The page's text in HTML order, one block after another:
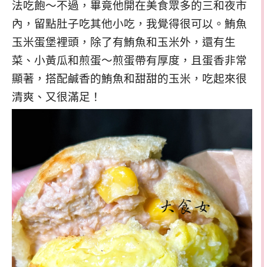
法吃飽～不過，畢竟他開在美食眾多的三和夜市
內，留點肚子吃其他小吃，我覺得很可以。鮪魚
玉米蛋堡裡頭，除了有鮪魚和玉米外，還有生
菜、小黃瓜和煎蛋～煎蛋帶有厚度，且蛋香非常
顯著，搭配鹹香的鮪魚和甜甜的玉米，吃起來很
清爽、又很滿足！